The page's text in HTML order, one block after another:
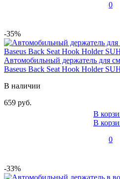
0
-35%
Автомобильный держатель для
Baseus Back Seat Hook Holder
В наличии
659 руб.
В
В
0
-33%